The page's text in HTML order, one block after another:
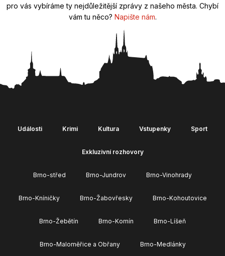
pro vás vybíráme ty nejdůležitější zprávy z našeho města. Chybí
vám tu něco? Napište nám.
Události Krimi Kultura Vstupenky Sport
Exkluzivní rozhovory
Brno-střed Brno-Jundrov Brno-Vinohrady
Brno-Kníničky Brno-Žabovřesky Brno-Kohoutovice
Brno-Žebětín Brno-Komín Brno-Líšeň
Brno-Maloměřice a Obřany Brno-Medlánky